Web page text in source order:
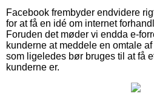
Facebook frembyder endvidere
for at få en idé om internet
Foruden det møder vi endda e-
kunderne at meddele en omtale
som ligeledes bør bruges til at få
kunderne er.